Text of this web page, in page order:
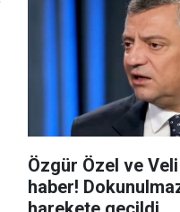
Özgür Özel ve
haber!